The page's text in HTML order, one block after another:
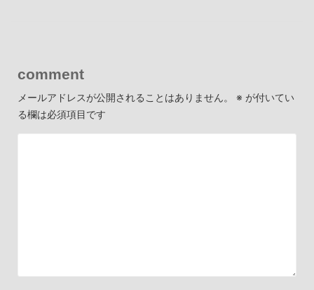
comment
メールアドレスが公開されることはありません。 ※ が付いてい
る欄は必須項目です